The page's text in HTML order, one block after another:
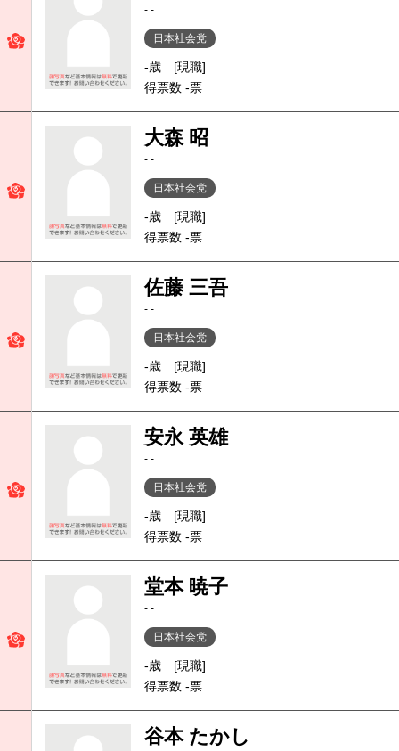
- -
日本社会党
-歳
[現職]
得票数 -票
大森 昭
- -
日本社会党
-歳
[現職]
得票数 -票
佐藤 三吾
- -
日本社会党
-歳
[現職]
得票数 -票
安永 英雄
- -
日本社会党
-歳
[現職]
得票数 -票
堂本 暁子
- -
日本社会党
-歳
[現職]
得票数 -票
谷本 たかし